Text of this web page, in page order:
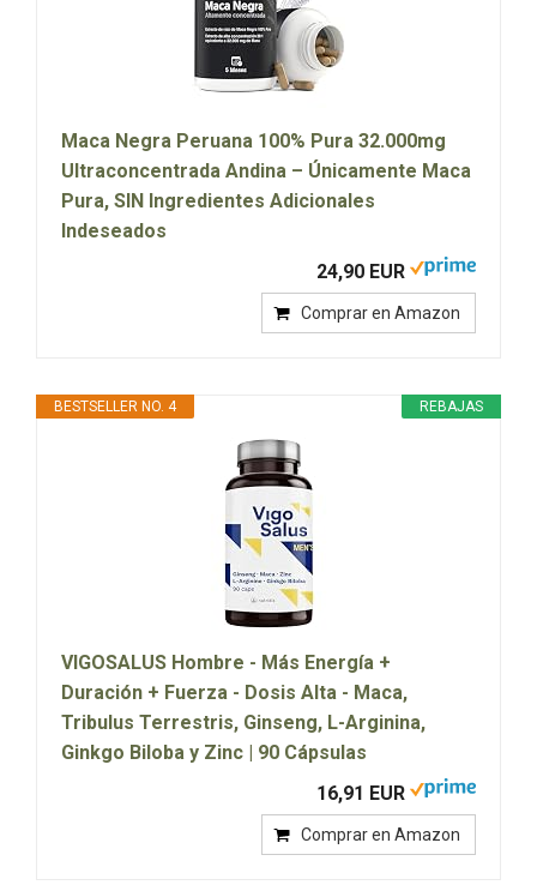
Maca Negra Peruana 100% Pura 32.000mg
Ultraconcentrada Andina – Únicamente Maca
Pura, SIN Ingredientes Adicionales
Indeseados
24,90 EUR
Comprar en Amazon
REBAJAS
BESTSELLER NO. 4
VIGOSALUS Hombre - Más Energía +
Duración + Fuerza - Dosis Alta - Maca,
Tribulus Terrestris, Ginseng, L-Arginina,
Ginkgo Biloba y Zinc | 90 Cápsulas
16,91 EUR
Comprar en Amazon